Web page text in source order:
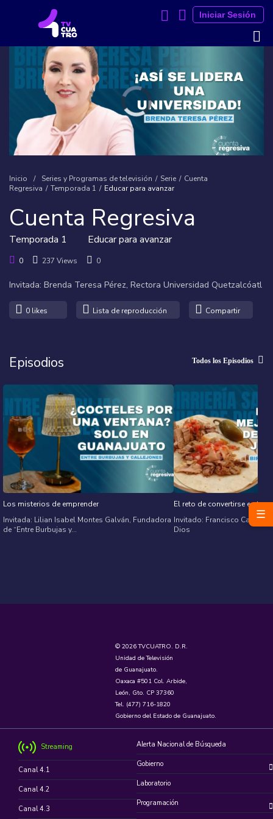
Iniciar Sesión
Inicio / Series y Programas de televisión / Serie / Cuenta
Regresiva / Temporada 1 / Educar para avanzar
Cuenta Regresiva
Temporada 1 Educar para avanzar
0 237 Views 0
Invitada: Brenda Teresa Pérez, Rectora Universidad Quetzalcóatl
0 likes Lista de reproducción Compartir
Episodios Todos los Episodios
Los misterios de emprender
Invitada: Lilian Isabel Montes Galván, Fundadora
de “Entre Burbujas y...
El reto de convertirse en
Invitado: Francisco Campos,
Dios
© 2026 TVCUATRO. D.R.
Unidad de Televisión
de Guanajuato.
Oaxaca #501 Col. Arbide,
León, Gto. CP 37360
Tel. (477) 716-1820
Gobierno del Estado de Guanajuato.
Streaming
Canal 4.1
Canal 4.2
Canal 4.3
Alerta Nacional de Búsqueda
Gobierno
Laboratorio
Programación
☰